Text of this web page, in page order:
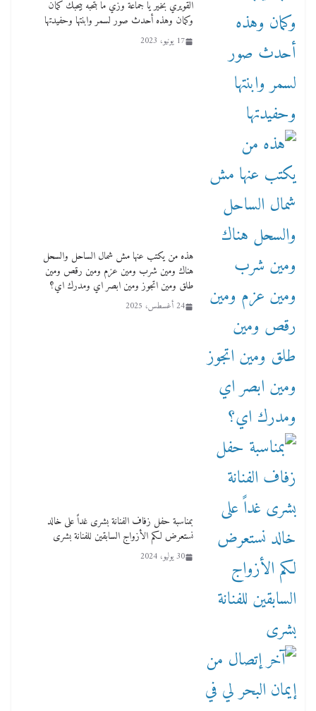
العهد
القويري بخير يا جماعة وزي ما بتحبه بيحبك كمان
وكمان وهذه أحدث صور لسمر وابنتها وحفيدتها
17 يونيو، 2023
هذه من يكتب عنها مش شمال الساحل والسحل
هناك ومين شرب ومين عزم ومين رقص ومين
طلق ومين اتجوز ومين ابصر اي ومدرك اي؟
24 أغسطس، 2025
بمناسبة حفل زفاف الفنانة بشرى غداً على خالد
نستعرض لكم الأزواج السابقين للفنانة بشرى
30 يوليو، 2024